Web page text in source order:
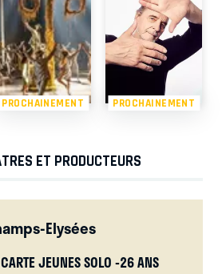
PROCHAINEMENT PROCHAINEMENT
ET PRODUCTEURS
Elysées
CARTE JEUNES SOLO -26 ANS